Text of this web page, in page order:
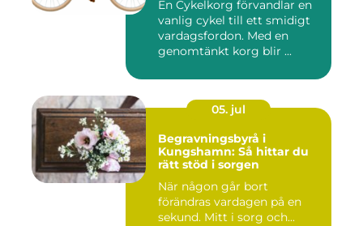
En Cykelkorg förvandlar en
vanlig cykel till ett smidigt
vardagsfordon. Med en
genomtänkt korg blir ...
05. jul
Begravningsbyrå i
Kungshamn: Så hittar du
rätt stöd i sorgen
När någon går bort
förändras vardagen på en
sekund. Mitt i sorg och...